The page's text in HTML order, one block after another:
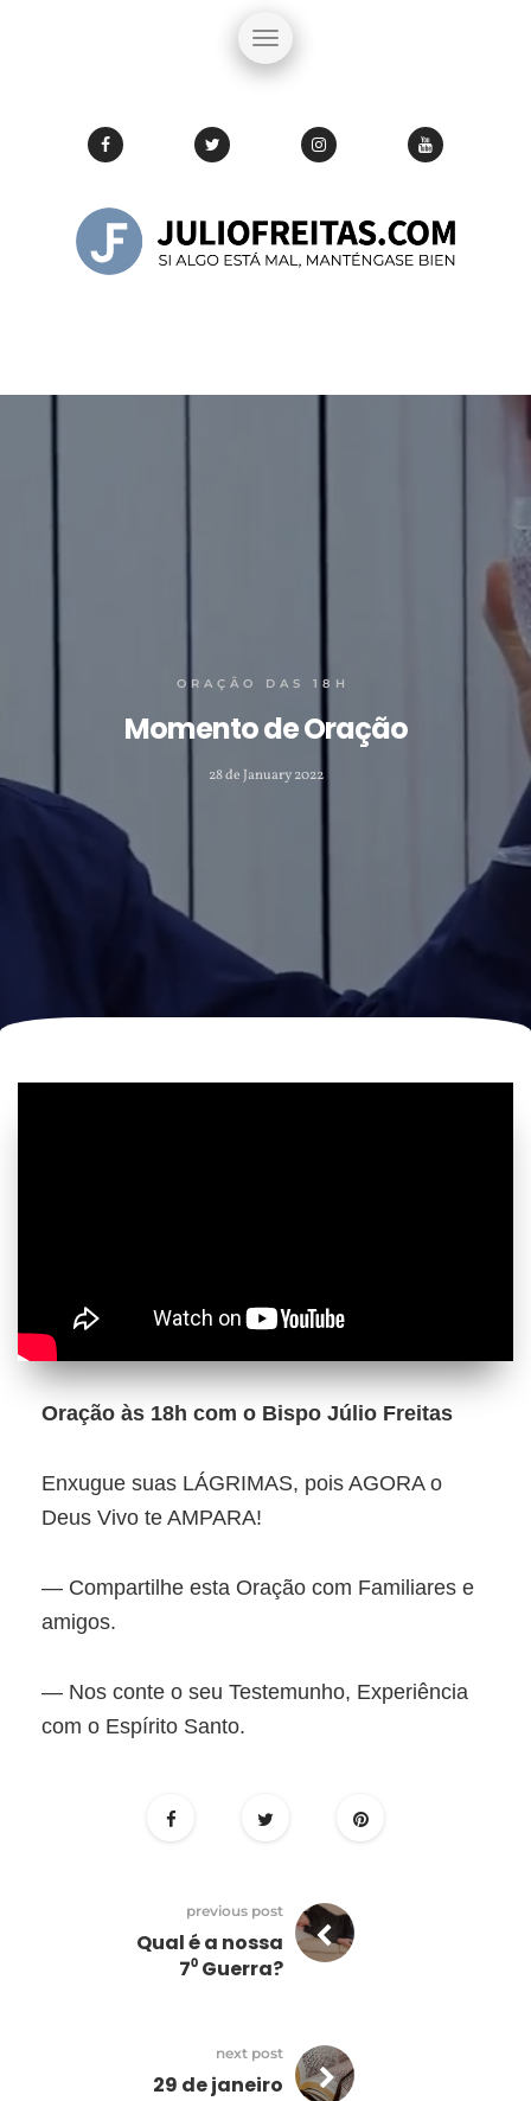
ORAÇÃO DAS 18H
Momento de Oração
28 de January 2022
Oração às 18h com o Bispo Júlio Freitas
Enxugue suas LÁGRIMAS, pois AGORA o
Deus Vivo te AMPARA!
— Compartilhe esta Oração com Familiares e
amigos.
— Nos conte o seu Testemunho, Experiência
com o Espírito Santo.
previous post
Qual é a nossa
7⁰ Guerra?
next post
29 de janeiro